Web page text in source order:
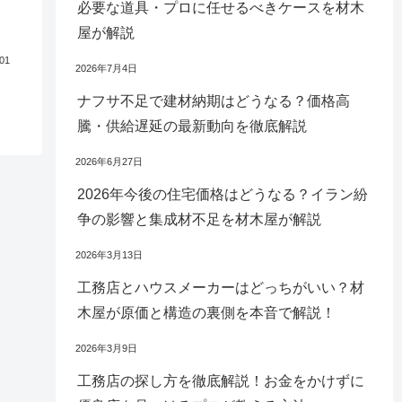
必要な道具・プロに任せるべきケースを材木
屋が解説
2026年7月4日
ナフサ不足で建材納期はどうなる？価格高
騰・供給遅延の最新動向を徹底解説
2026年6月27日
2026年今後の住宅価格はどうなる？イラン紛
争の影響と集成材不足を材木屋が解説
2026年3月13日
工務店とハウスメーカーはどっちがいい？材
木屋が原価と構造の裏側を本音で解説！
2026年3月9日
工務店の探し方を徹底解説！お金をかけずに